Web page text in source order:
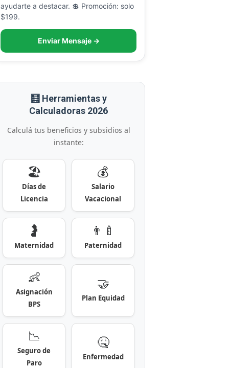
ayudarte a destacar. 💲 Promoción: solo
$199.
Enviar Mensaje →
🧮 Herramientas y
Calculadoras 2026
Calculá tus beneficios y subsidios al
instante:
🏖️
Días de
Licencia
💰
Salario
Vacacional
🤰
Maternidad
👨‍🍼
Paternidad
👶
Asignación
BPS
🤝
Plan Equidad
📉
Seguro de
Paro
🤒
Enfermedad